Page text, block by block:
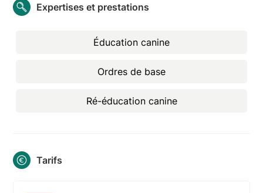
Expertises et prestations
Éducation canine
Ordres de base
Ré-éducation canine
Tarifs